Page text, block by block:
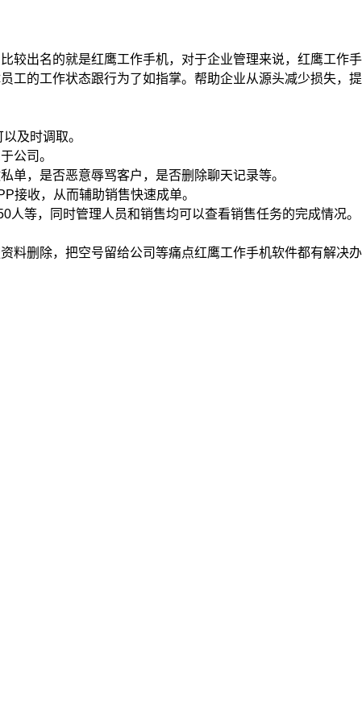
出名的就是红鹰工作手机，对于企业管理来说，红鹰工作手
工的工作状态跟行为了如指掌。帮助企业从源头减少损失，提
及时调取。
公司。
，是否恶意辱骂客户，是否删除聊天记录等。
收，从而辅助销售快速成单。
，同时管理人员和销售均可以查看销售任务的完成情况。
删除，把空号留给公司等痛点红鹰工作手机软件都有解决办